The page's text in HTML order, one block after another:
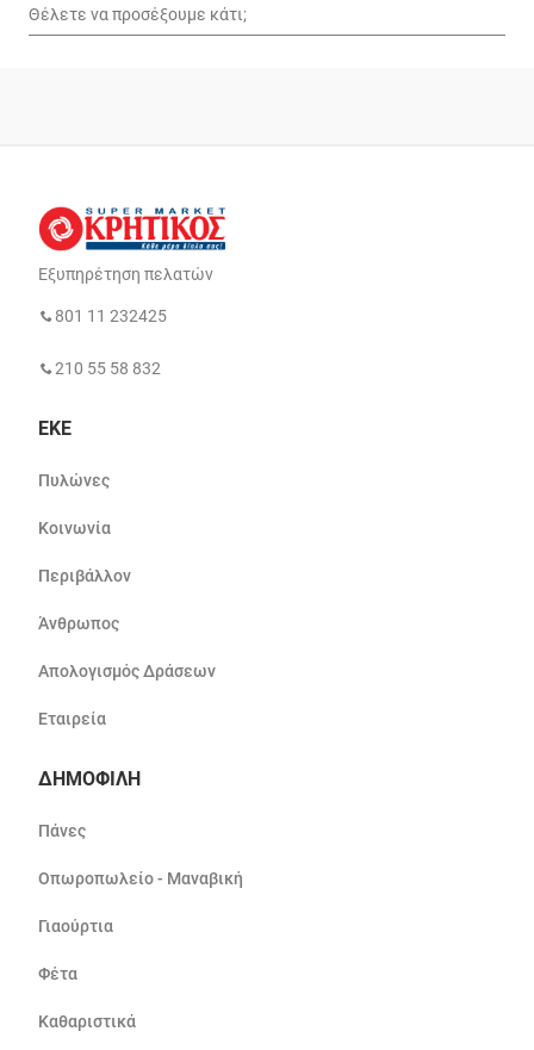
Εξυπηρέτηση πελατών
801 11 232425
210 55 58 832
ΕΚΕ
Πυλώνες
Κοινωνία
Περιβάλλον
Άνθρωπος
Απολογισμός Δράσεων
Εταιρεία
ΔΗΜΟΦΙΛΗ
Πάνες
Οπωροπωλείο - Μαναβική
Γιαούρτια
Φέτα
Καθαριστικά